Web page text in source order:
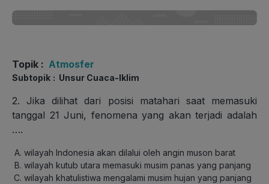
Topik : Atmosfer
Subtopik : Unsur Cuaca-Iklim
2. Jika dilihat dari posisi matahari saat memasuki
tanggal 21 Juni, fenomena yang akan terjadi adalah
….
wilayah Indonesia akan dilalui oleh angin muson barat
wilayah kutub utara memasuki musim panas yang panjang
wilayah khatulistiwa mengalami musim hujan yang panjang